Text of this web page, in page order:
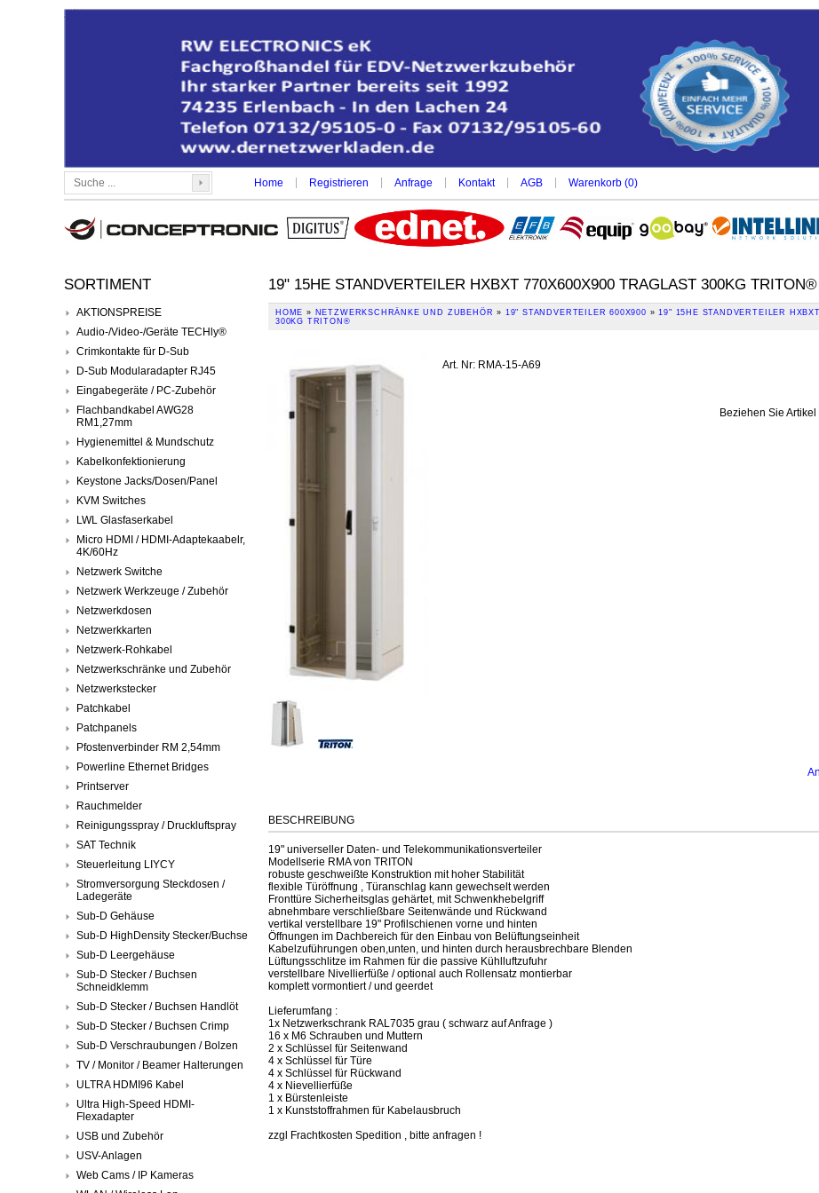
Home Registrieren Anfrage Kontakt AGB Warenkorb (0)
SORTIMENT
AKTIONSPREISE
Audio-/Video-/Geräte TECHly®
Crimkontakte für D-Sub
D-Sub Modularadapter RJ45
Eingabegeräte / PC-Zubehör
Flachbandkabel AWG28
RM1,27mm
Hygienemittel & Mundschutz
Kabelkonfektionierung
Keystone Jacks/Dosen/Panel
KVM Switches
LWL Glasfaserkabel
Micro HDMI / HDMI-Adaptekaabelr,
4K/60Hz
Netzwerk Switche
Netzwerk Werkzeuge / Zubehör
Netzwerkdosen
Netzwerkkarten
Netzwerk-Rohkabel
Netzwerkschränke und Zubehör
Netzwerkstecker
Patchkabel
Patchpanels
Pfostenverbinder RM 2,54mm
Powerline Ethernet Bridges
Printserver
Rauchmelder
Reinigungsspray / Druckluftspray
SAT Technik
Steuerleitung LIYCY
Stromversorgung Steckdosen /
Ladegeräte
Sub-D Gehäuse
Sub-D HighDensity Stecker/Buchse
Sub-D Leergehäuse
Sub-D Stecker / Buchsen
Schneidklemm
Sub-D Stecker / Buchsen Handlöt
Sub-D Stecker / Buchsen Crimp
Sub-D Verschraubungen / Bolzen
TV / Monitor / Beamer Halterungen
ULTRA HDMI96 Kabel
Ultra High-Speed HDMI-
Flexadapter
USB und Zubehör
USV-Anlagen
Web Cams / IP Kameras
19" 15HE STANDVERTEILER HXBXT 770X600X900 TRAGLAST 300KG TRITON®
HOME » NETZWERKSCHRÄNKE UND ZUBEHÖR » 19" STANDVERTEILER 600X900 »19" 15HE STANDVERTEILER
300KG TRITON®
Art. Nr: RMA-15-A69
Beziehen Sie
BESCHREIBUNG
19" universeller Daten- und Telekommunikationsverteiler
Modellserie RMA von TRITON
robuste geschweißte Konstruktion mit hoher Stabilität
flexible Türöffnung , Türanschlag kann gewechselt werden
Fronttüre Sicherheitsglas gehärtet, mit Schwenkhebelgriff
abnehmbare verschließbare Seitenwände und Rückwand
vertikal verstellbare 19" Profilschienen vorne und hinten
Öffnungen im Dachbereich für den Einbau von Belüftungseinheit
Kabelzuführungen oben,unten, und hinten durch herausbrechbare Blenden
Lüftungsschlitze im Rahmen für die passive Kühlluftzufuhr
verstellbare Nivellierfüße / optional auch Rollensatz montierbar
komplett vormontiert / und geerdet
Lieferumfang :
1x Netzwerkschrank RAL7035 grau ( schwarz auf Anfrage )
16 x M6 Schrauben und Muttern
2 x Schlüssel für Seitenwand
4 x Schlüssel für Türe
4 x Schlüssel für Rückwand
4 x Nievellierfüße
1 x Bürstenleiste
1 x Kunststoffrahmen für Kabelausbruch
zzgl Frachtkosten Spedition , bitte anfragen !